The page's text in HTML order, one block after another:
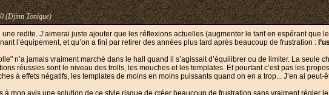
(Djinn Tonique)
une redite. J’aimerai juste ajouter que les réflexions actuelles (augmenter le tarif en espérant que
l’équipement, et qu’on a fini par retirer des années plus tard après beaucoup de frustration :
n’a jamais vraiment marché dans le hall quand il s’agissait d’équilibrer ou de limiter. La seule
réussies sont le niveau des trolls, les mouches et les templates. Et pourtant c’est pas les
à effets négatifs, les templates de moins en moins puissants quand on en a trop... J’en ai peut-
mon avis une solution de ce style risque de créer beaucoup de frustration sans vraiment régler